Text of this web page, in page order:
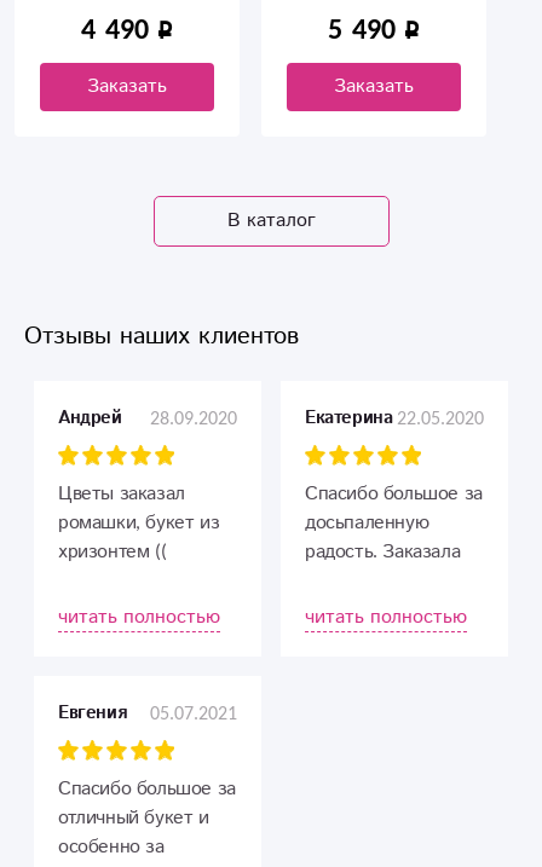
4 490
Заказать
5 490
Заказать
В каталог
Отзывы наших клиентов
Андрей 28.09.2020
Цветы заказал
ромашки, букет из
хризонтем ((
курьер привез
цветы во время!
читать полностью
Екатерина 22.05.2020
Спасибо большое за
досьпаленную
радость. Заказала
шаров из Ростова на
Дону в Курск. Очень
читать полностью
Евгения 05.07.2021
Спасибо большое за
отличный букет и
особенно за